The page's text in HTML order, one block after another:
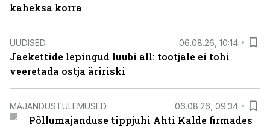
kaheksa korra
UUDISED 06.08.26, 10:14
Jaekettide lepingud luubi all: tootjale ei tohi
veeretada ostja äririski
MAJANDUSTULEMUSED 06.08.26, 09:34
Põllumajanduse tippjuhi Ahti Kalde firmades